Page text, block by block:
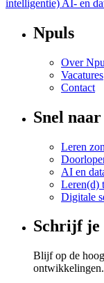
intelligentie) AI- en
Npuls
Over
Vacatures
Contact
Snel naar
Leren
AI en
Leren(d)
Digitale
Schrijf je
Blijf op de
ontwikkelingen.